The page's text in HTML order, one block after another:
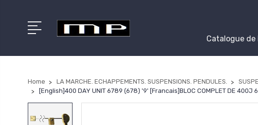
Catalogue de
Home LA MARCHE. ECHAPPEMENTS. SUSPENSIONS. PENDULES.
[English]400 DAY UNIT 6789 (678) '9' [Francais]BLOC COMPLET DE